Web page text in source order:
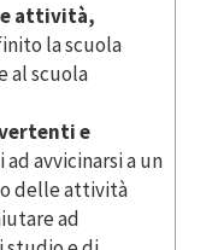
attività,
la scuola
al scuola
e
avvicinarsi a un
delle attività
ad